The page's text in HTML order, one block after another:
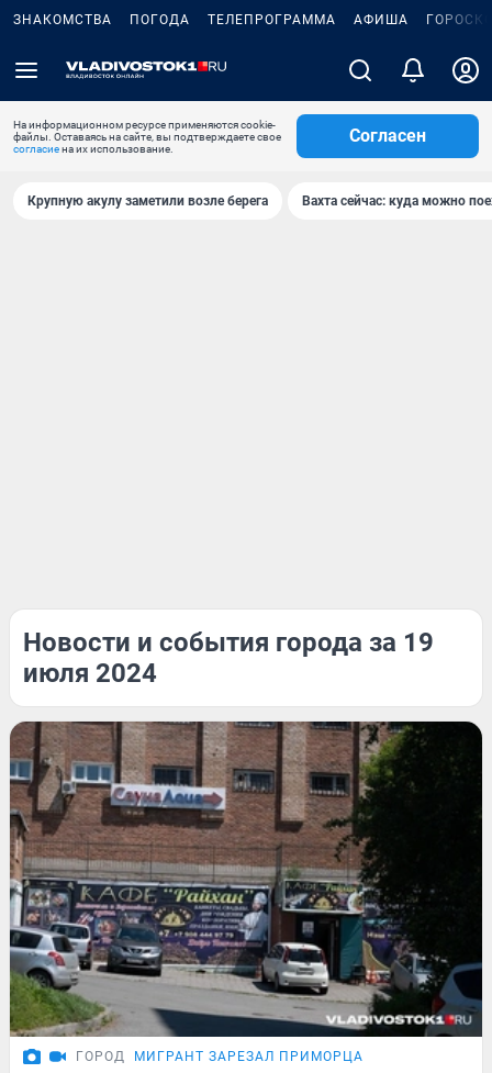
ЗНАКОМСТВА ПОГОДА ТЕЛЕПРОГРАММА АФИША
На информационном ресурсе применяются cookie-
файлы. Оставаясь на сайте, вы подтверждаете свое
согласиена их использование.
Согласен
Крупную акулу заметили возле берега Вахта сейчас: куда можно
Новости и события города за 19
июля 2024
ГОРОД МИГРАНТ ЗАРЕЗАЛ ПРИМОРЦА